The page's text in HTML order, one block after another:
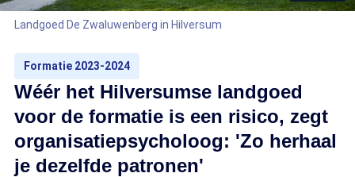
Landgoed De Zwaluwenberg in Hilversum
Formatie 2023-2024
Wéér het Hilversumse landgoed
voor de formatie is een risico, zegt
organisatiepsycholoog: 'Zo herhaal
je dezelfde patronen'